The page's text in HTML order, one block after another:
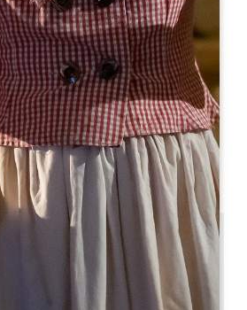
06 61 05 30 18
06 83 18 38 07
DE APERTURA
A M J J A S O N D
DE APERTURA
L
AM
M
AM
PM
M
AM
PM
J
AM
PM
V S
AM
D
AM
GPS